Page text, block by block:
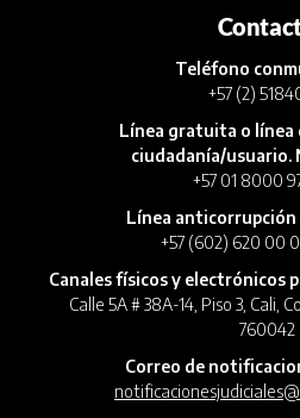
Teléfono
+57 (2)
Línea gratuita o línea
ciudadanía/usuario.
+57 01 8000
Línea
+57 (602) 620 00
Canales físicos y electrónicos
Calle 5A # 38A-14, Piso 3, Cali,
760042
Correo de